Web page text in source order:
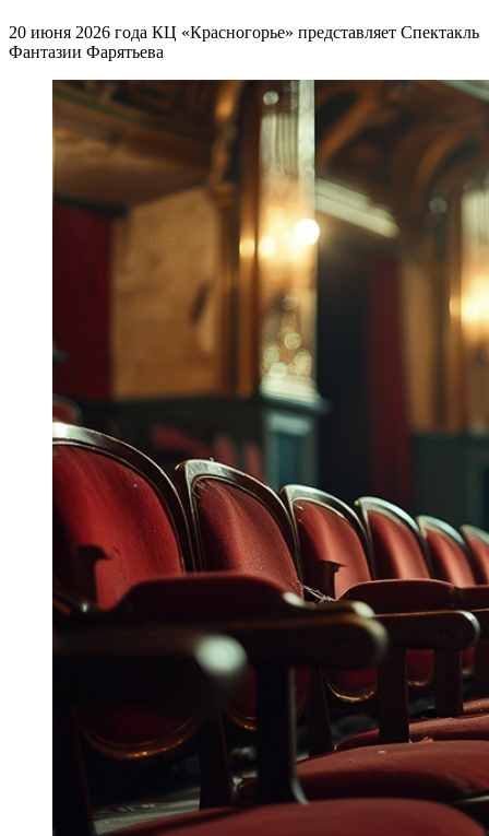
20 июня 2026 года КЦ «Красногорье» представляет Спектакль
Фантазии Фарятьева